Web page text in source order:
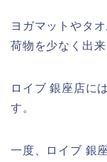
ヨガマットやタ
荷物を少なく出
ロイブ 銀座店に
す。
一度、ロイブ 銀